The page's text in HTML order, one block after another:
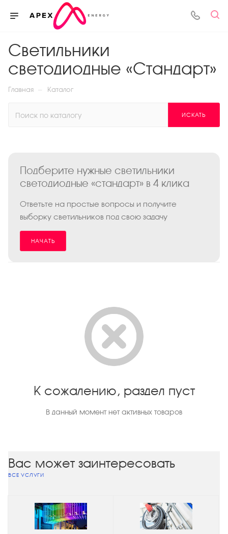
Светильники
светодиодные «Стандарт»
Главная — Каталог
ИСКАТЬ
Подберите нужные светильники
светодиодные «стандарт» в 4 клика
Ответьте на простые вопросы и получите
выборку светильников под свою задачу
НАЧАТЬ
К сожалению, раздел пуст
В данный момент нет активных товаров
Вас может заинтересовать
ВСЕ УСЛУГИ